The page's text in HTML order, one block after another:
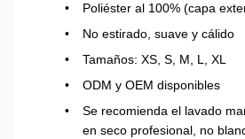
Poliéster al 100% (capa
No estirado, suave y cálido
Tamaños: XS, S, M, L, XL
ODM y OEM disponibles
Se recomienda el lavado
en seco profesional, no